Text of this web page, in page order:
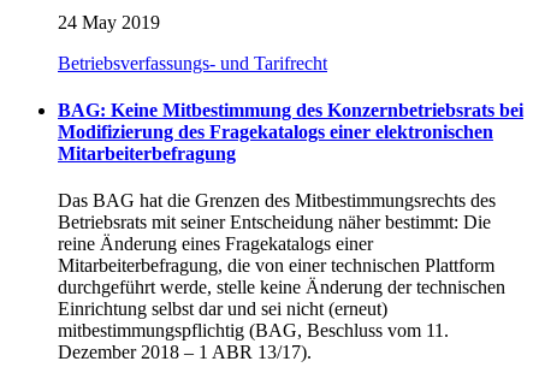
24 May 2019
Betriebsverfassungs- und Tarifrecht
BAG: Keine Mitbestimmung des Konzernbetriebsrats bei
Modifizierung des Fragekatalogs einer elektronischen
Mitarbeiterbefragung
Das BAG hat die Grenzen des Mitbestimmungsrechts des
Betriebsrats mit seiner Entscheidung näher bestimmt: Die
reine Änderung eines Fragekatalogs einer
Mitarbeiterbefragung, die von einer technischen Plattform
durchgeführt werde, stelle keine Änderung der technischen
Einrichtung selbst dar und sei nicht (erneut)
mitbestimmungspflichtig (BAG, Beschluss vom 11.
Dezember 2018 – 1 ABR 13/17).